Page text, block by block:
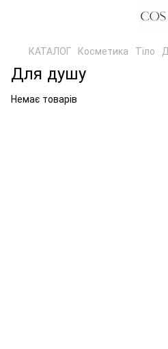
КАТАЛОГ Косметика Тіло
Для душу
Немає товарів